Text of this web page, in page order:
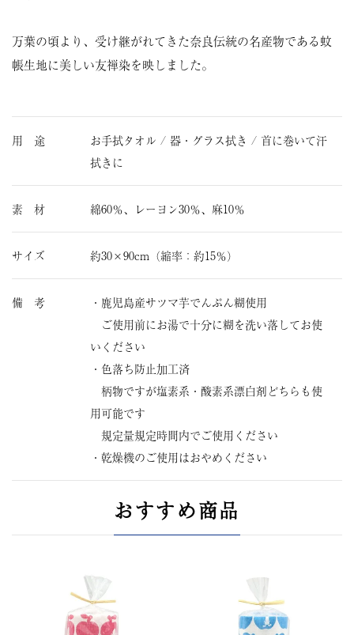
万葉の頃より、受け継がれてきた奈良伝統の名産物である蚊
帳生地に美しい友禅染を映しました。
用 途
お手拭タオル / 器・グラス拭き / 首に巻いて汗
拭きに
素 材 綿60％、レーヨン30％、麻10％
サイズ 約30×90cm（縮率：約15％）
備 考
・鹿児島産サツマ芋でんぷん糊使用
ご使用前にお湯で十分に糊を洗い落してお使
いください
・色落ち防止加工済
柄物ですが塩素系・酸素系漂白剤どちらも使
用可能です
規定量規定時間内でご使用ください
・乾燥機のご使用はおやめください
おすすめ商品